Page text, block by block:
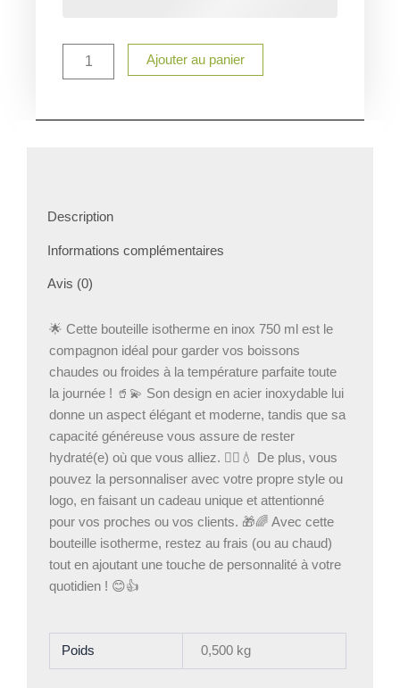
Ajouter au panier
Description
Informations complémentaires
Avis (0)
🌟 Cette bouteille isotherme en inox 750 ml est le
compagnon idéal pour garder vos boissons
chaudes ou froides à la température parfaite toute
la journée ! 🥤💫 Son design en acier inoxydable lui
donne un aspect élégant et moderne, tandis que sa
capacité généreuse vous assure de rester
hydraté(e) où que vous alliez. 🚶‍♂️💧 De plus, vous
pouvez la personnaliser avec votre propre style ou
logo, en faisant un cadeau unique et attentionné
pour vos proches ou vos clients. 🎁🌈 Avec cette
bouteille isotherme, restez au frais (ou au chaud)
tout en ajoutant une touche de personnalité à votre
quotidien ! 😊👍
Poids 0,500 kg